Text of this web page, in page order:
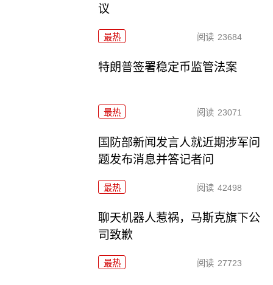
议
最热 阅读 23684
特朗普签署稳定币监管法案
最热 阅读 23071
国防部新闻发言人就近期涉军问
题发布消息并答记者问
最热 阅读 42498
聊天机器人惹祸，马斯克旗下公
司致歉
最热 阅读 27723